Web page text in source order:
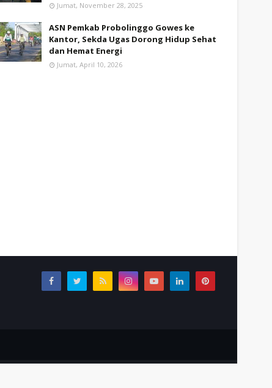
Jumat, November 28, 2025
ASN Pemkab Probolinggo Gowes ke
Kantor, Sekda Ugas Dorong Hidup Sehat
dan Hemat Energi
Jumat, April 10, 2026